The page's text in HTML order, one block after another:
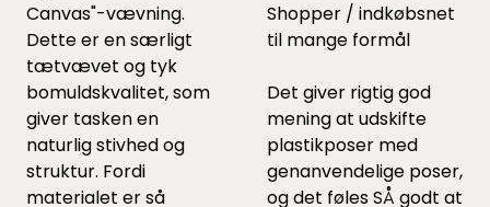
Canvas"-vævning.
Dette er en særligt
tætvævet og tyk
bomuldskvalitet, som
giver tasken en
naturlig stivhed og
struktur. Fordi
materialet er så
Shopper / indkøbsnet
til mange formål
Det giver rigtig god
mening at udskifte
plastikposer med
genanvendelige poser,
og det føles SÅ godt at